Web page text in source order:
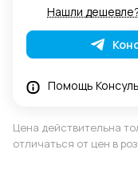
Нашли
Помощь
Цена действительна
отличаться от цен в